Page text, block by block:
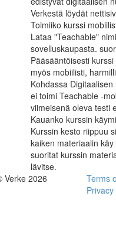
Verkestä löydät
Toimiiko kurssi
Lataa "Teachable"
sovelluskaupasta.
Pääsääntöisesti
myös mobiilisti,
Kohdassa
ei toimi Teachable -
viimeisenä oleva testi
Kauanko kurssin
Kurssin kesto riippuu
kaiken materiaalin
suoritat kurssin
lävitse.
Verke 2026
Terms